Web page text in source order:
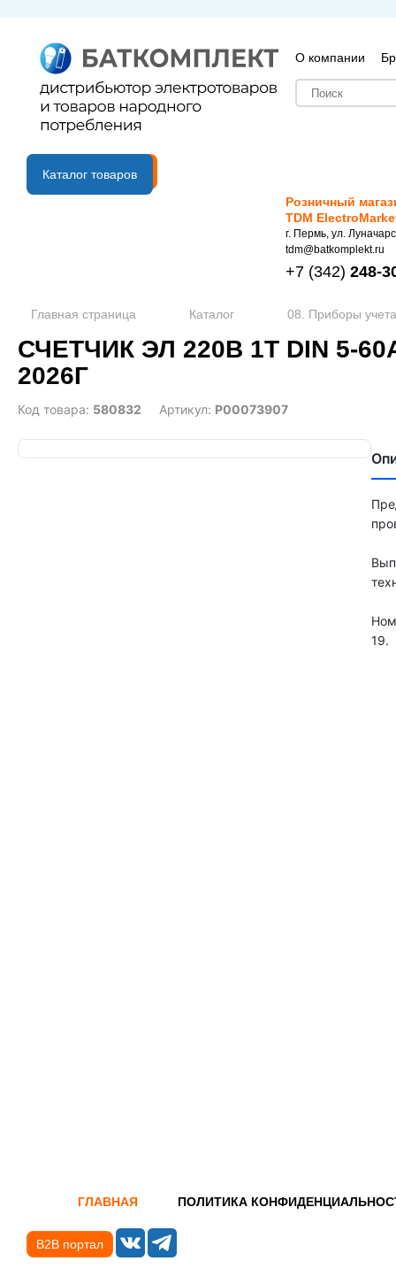
О компании
B2B портал
Каталог товаров
Розничный
TDM
г. Пермь, ул.
tdm@batkomplekt.ru
+7 (342) 248-
Главная страница Каталог 08. Приборы
СЧЕТЧИК ЭЛ 220В 1Т DIN 5-
2026Г
Код товара: 580832 Артикул: Р00073907
19.
ГЛАВНАЯ ПОЛИТИКА
B2B портал